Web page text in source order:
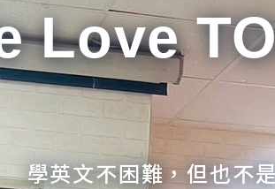
Love
學英文不困難，但也不